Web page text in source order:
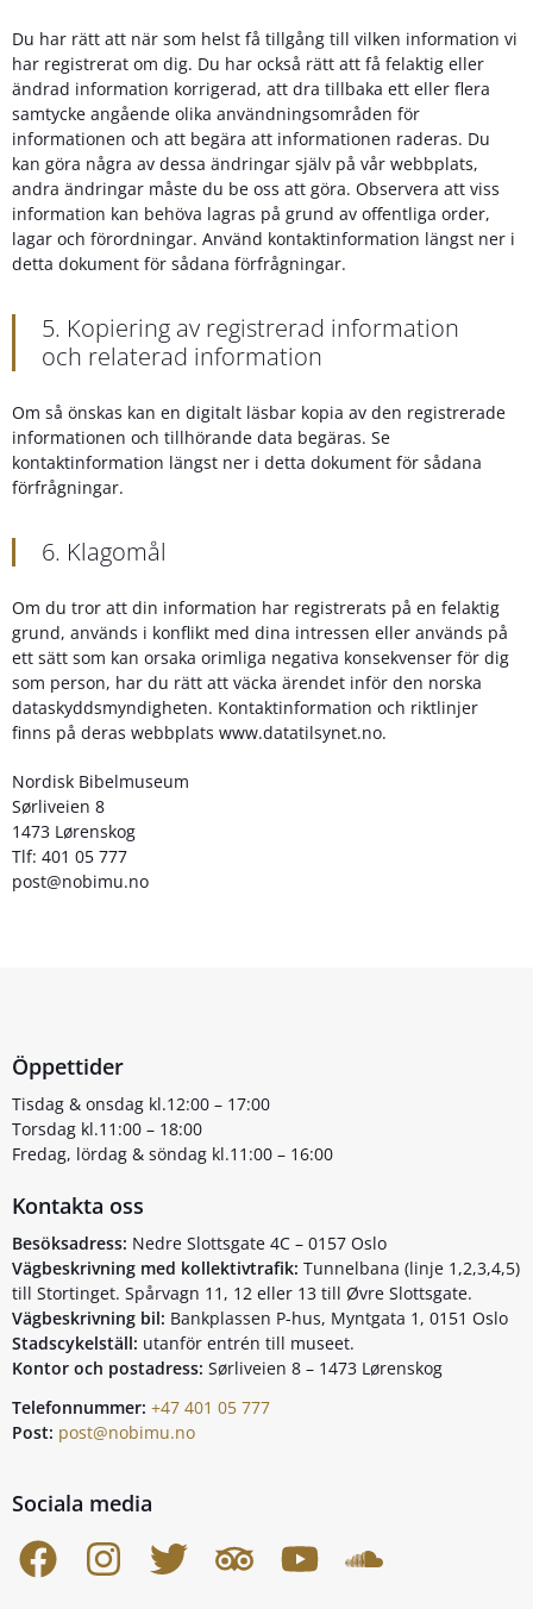
Du har rätt att när som helst få tillgång till vilken information vi
har registrerat om dig. Du har också rätt att få felaktig eller
ändrad information korrigerad, att dra tillbaka ett eller flera
samtycke angående olika användningsområden för
informationen och att begära att informationen raderas. Du
kan göra några av dessa ändringar själv på vår webbplats,
andra ändringar måste du be oss att göra. Observera att viss
information kan behöva lagras på grund av offentliga order,
lagar och förordningar. Använd kontaktinformation längst ner i
detta dokument för sådana förfrågningar.
5. Kopiering av registrerad information
och relaterad information
Om så önskas kan en digitalt läsbar kopia av den registrerade
informationen och tillhörande data begäras. Se
kontaktinformation längst ner i detta dokument för sådana
förfrågningar.
6. Klagomål
Om du tror att din information har registrerats på en felaktig
grund, används i konflikt med dina intressen eller används på
ett sätt som kan orsaka orimliga negativa konsekvenser för dig
som person, har du rätt att väcka ärendet inför den norska
dataskyddsmyndigheten. Kontaktinformation och riktlinjer
finns på deras webbplats www.datatilsynet.no.
Nordisk Bibelmuseum
Sørliveien 8
1473 Lørenskog
Tlf: 401 05 777
post@nobimu.no
Öppettider
Tisdag & onsdag kl.12:00 – 17:00
Torsdag kl.11:00 – 18:00
Fredag, lördag & söndag kl.11:00 – 16:00
Kontakta oss
Besöksadress: Nedre Slottsgate 4C – 0157 Oslo
Vägbeskrivning med kollektivtrafik: Tunnelbana (linje 1,2,3,4,5)
till Stortinget. Spårvagn 11, 12 eller 13 till Øvre Slottsgate.
Vägbeskrivning bil: Bankplassen P-hus, Myntgata 1, 0151 Oslo
Stadscykelställ: utanför entrén till museet.
Kontor och postadress: Sørliveien 8 – 1473 Lørenskog
Telefonnummer: +47 401 05 777
Post: post@nobimu.no
Sociala media